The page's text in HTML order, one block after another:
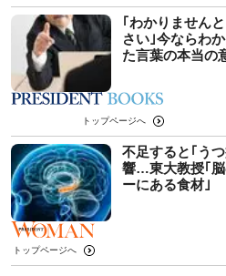
｢わかりません
さい｣今ならわ
た言葉の本当の
トップページへ
不足すると｢う
響…東大教授｢
ーにある食材｣
トップページへ